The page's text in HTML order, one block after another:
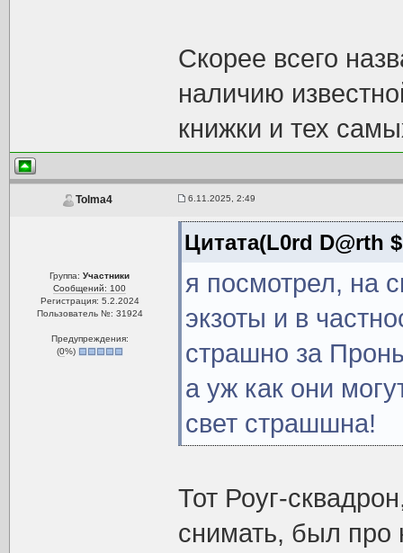
Скорее всего
наличию
книжки и тех
Tolma4 6.11.2025, 2:49
Группа:Участники
Сообщений: 100
Регистрация: 5.2.2024
Пользователь №: 31924
Предупреждения:
(0%)
Цитата(L0rd D@rth
я посмотрел, на
экзоты и в
страшно за
а уж как они
свет страшшна!
Тот Роуг-
снимать, был про